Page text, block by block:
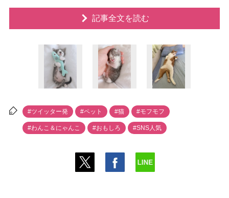
記事全文を読む
#ツイッター発 #ペット #猫 #モフモフ
#わんこ＆にゃんこ #おもしろ #SNS人気